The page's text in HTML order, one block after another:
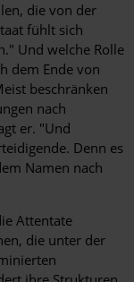
die von der
fühlt sich
Und welche Rolle
dem Ende von
beschränken
nach
er. "Und
Denn es
Namen nach
Attentate
die unter der